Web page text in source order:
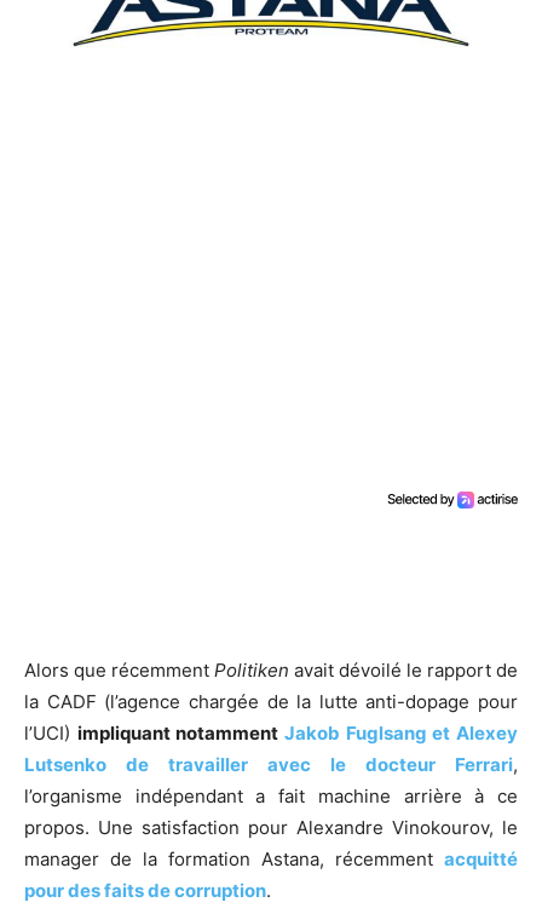
Alors que récemment Politiken avait dévoilé le rapport de
la CADF (l’agence chargée de la lutte anti-dopage pour
l’UCI) impliquant notammentJakob Fuglsang et Alexey
Lutsenko de travailler avec le docteur Ferrari,
l’organisme indépendant a fait machine arrière à ce
propos. Une satisfaction pour Alexandre Vinokourov, le
manager de la formation Astana, récemment acquitté
pour des faits de corruption.